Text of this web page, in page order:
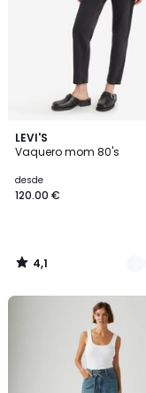
LEVI'S
Vaquero mom 80's
desde
120.00 €
4,1
/ 5
4
Colores
4,1
/